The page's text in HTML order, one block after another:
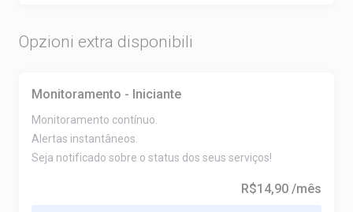
Opzioni extra disponibili
Monitoramento - Iniciante
Monitoramento contínuo.
Alertas instantâneos.
Seja notificado sobre o status dos seus serviços!
R$14,90 /mês